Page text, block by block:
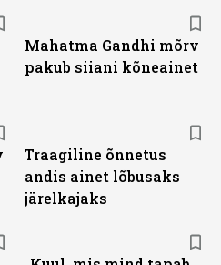
Mahatma Gandhi mõrv
pakub siiani kõneainet
Traagiline õnnetus
andis ainet lõbusaks
järelkajaks